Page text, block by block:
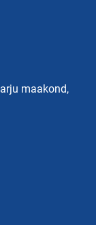
maakond,